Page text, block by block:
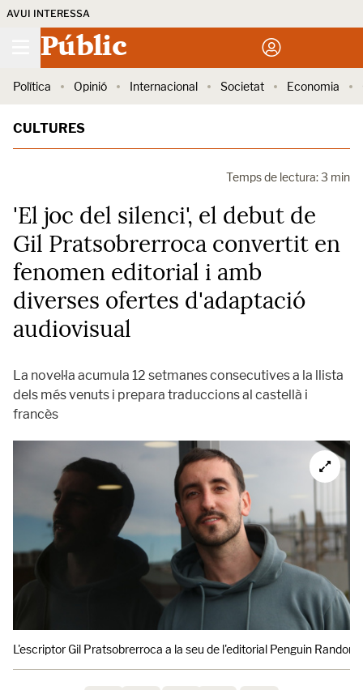
AVUI INTERESSA
Públic
Política Opinió Internacional Societat Economia
CULTURES
Temps de lectura: 3 min
'El joc del silenci', el debut de
Gil Pratsobrerroca convertit en
fenomen editorial i amb
diverses ofertes d'adaptació
audiovisual
La novel·la acumula 12 setmanes consecutives a la llista
dels més venuts i prepara traduccions al castellà i
francès
L'escriptor Gil Pratsobrerroca a la seu de l'editorial Penguin Random